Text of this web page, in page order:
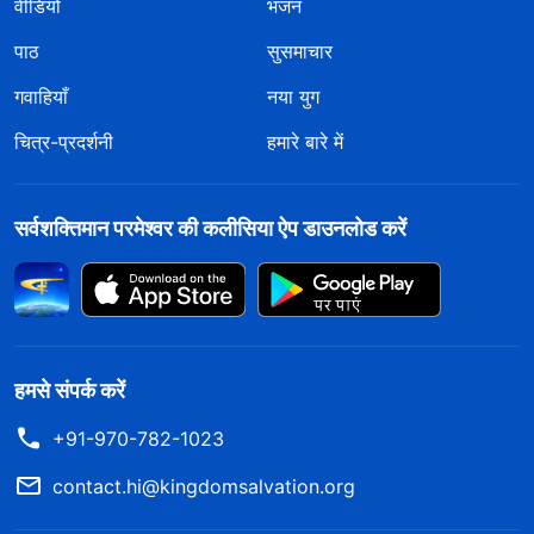
वीडियो
भजन
पाठ
सुसमाचार
गवाहियाँ
नया युग
चित्र-प्रदर्शनी
हमारे बारे में
सर्वशक्तिमान परमेश्वर की कलीसिया ऐप डाउनलोड करें
हमसे संपर्क करें
+91-970-782-1023
contact.hi@kingdomsalvation.org